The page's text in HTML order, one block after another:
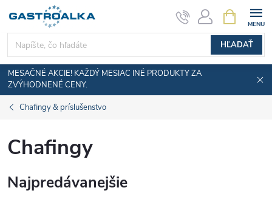
obsah
HĽADAŤ
KOŠÍK
MESAČNÉ AKCIE! KAŽDÝ MESIAC INÉ PRODUKTY ZA
ZVÝHODNENÉ CENY.
Chafingy & príslušenstvo
Chafingy
Najpredávanejšie